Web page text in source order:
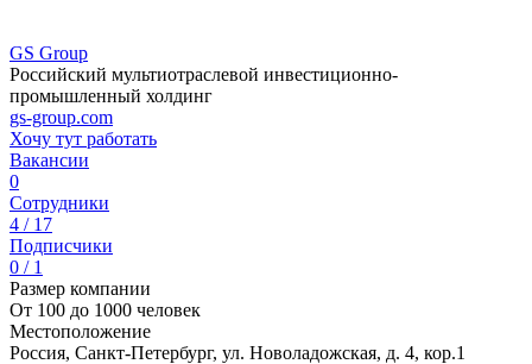
GS Group
Российский мультиотраслевой инвестиционно-
промышленный холдинг
gs-group.com
Хочу тут работать
Вакансии
0
Сотрудники
4 / 17
Подписчики
0 / 1
Размер компании
От 100 до 1000 человек
Местоположение
Россия, Санкт-Петербург, ул. Новоладожская, д. 4, кор.1